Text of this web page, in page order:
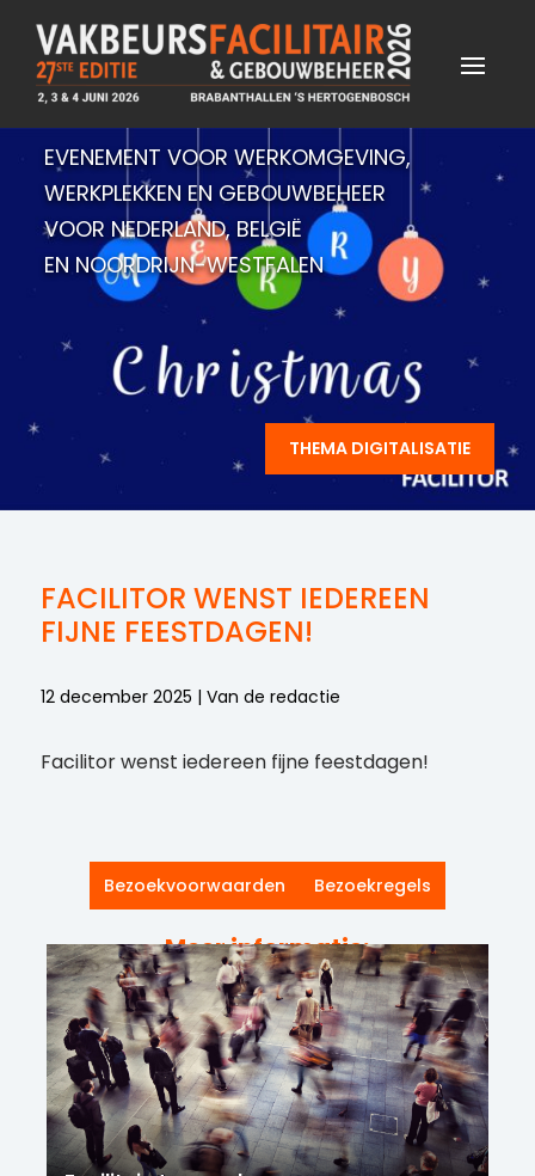
EVENEMENT VOOR WERKOMGEVING,
WERKPLEKKEN EN GEBOUWBEHEER
VOOR NEDERLAND, BELGIË
EN NOORDRIJN-WESTFALEN
THEMA DIGITALISATIE
FACILITOR WENST IEDEREEN
FIJNE FEESTDAGEN!
12 december 2025 | Van de redactie
Facilitor wenst iedereen fijne feestdagen!
Bezoekvoorwaarden Bezoekregels
Meer informatie: